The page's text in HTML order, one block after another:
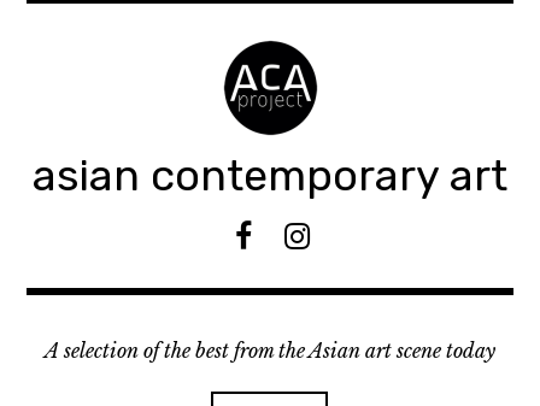
asian contemporary art
F
I
s
a
g
A selection of the best from the Asian art scene today